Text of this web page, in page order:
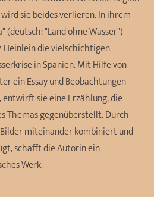
sie beides verlieren. In ihrem
(deutsch: "Land ohne Wasser")
Heinlein die vielschichtigen
in Spanien. Mit Hilfe von
ein Essay und Beobachtungen
sie eine Erzählung, die
Themas gegenüberstellt. Durch
miteinander kombiniert und
schafft die Autorin ein
Werk.